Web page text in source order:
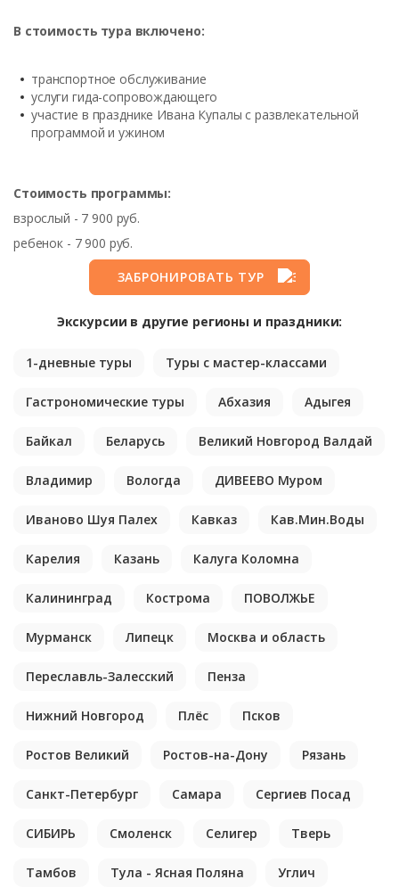
В стоимость тура включено:
транспортное обслуживание
услуги гида-сопровождающего
участие в празднике Ивана Купалы с развлекательной
программой и ужином
Стоимость программы:
взрослый - 7 900 руб.
ребенок - 7 900 руб.
ЗАБРОНИРОВАТЬ ТУР
Экскурсии в другие регионы и праздники:
1-дневные туры Туры с мастер-классами
Гастрономические туры Абхазия Адыгея
Байкал Беларусь Великий Новгород Валдай
Владимир Вологда ДИВЕЕВО Муром
Иваново Шуя Палех Кавказ Кав.Мин.Воды
Карелия Казань Калуга Коломна
Калининград Кострома ПОВОЛЖЬЕ
Мурманск Липецк Москва и область
Переславль-Залесский Пенза
Нижний Новгород Плёс Псков
Ростов Великий Ростов-на-Дону Рязань
Санкт-Петербург Самара Сергиев Посад
СИБИРЬ Смоленск Селигер Тверь
Тамбов Тула - Ясная Поляна Углич